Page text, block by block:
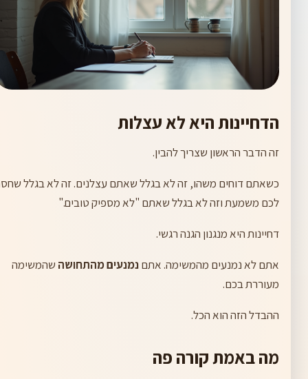
הדחיינות היא לא עצלות
זה הדבר הראשון שצריך להבין.
כשאתם דוחים משהו, זה לא בגלל שאתם עצלנים. זה לא בגלל
לכם משמעת וזה לא בגלל שאתם "לא מספיק טובים."
דחיינות היא מנגנון הגנה רגשי.
אתם לא נמנעים מהמשימה. אתםנמנעים מהתחושה שהמשימה
מעוררת בכם.
ההבדל הזה הוא הכל.
מה באמת קורה פה